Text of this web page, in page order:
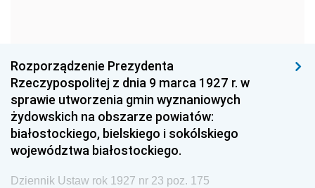
1945 1944 1939
1938 1937 1936
1935 1934 1933
1932 1931
1929 1928
Rozporządzenie Prezydenta
Rzeczypospolitej z dnia 9 marca 1927 r. w
sprawie utworzenia gmin wyznaniowych
żydowskich na obszarze powiatów:
białostockiego, bielskiego i sokólskiego
województwa białostockiego.
Dziennik Ustaw rok 1927 nr 23 poz. 175